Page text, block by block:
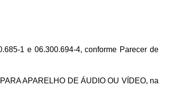
1 e 06.300.694-4, conforme Parecer de
APARELHO DE ÁUDIO OU VÍDEO, na